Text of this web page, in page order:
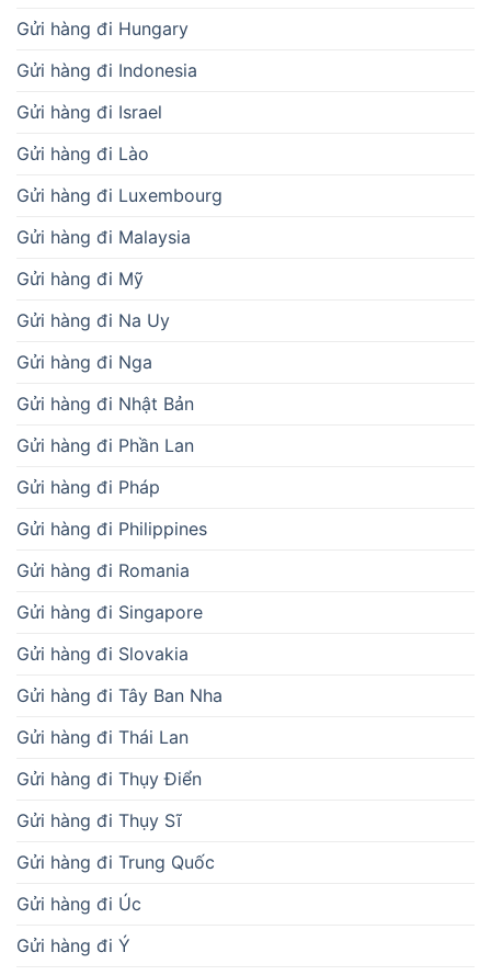
Gửi hàng đi Hungary
Gửi hàng đi Indonesia
Gửi hàng đi Israel
Gửi hàng đi Lào
Gửi hàng đi Luxembourg
Gửi hàng đi Malaysia
Gửi hàng đi Mỹ
Gửi hàng đi Na Uy
Gửi hàng đi Nga
Gửi hàng đi Nhật Bản
Gửi hàng đi Phần Lan
Gửi hàng đi Pháp
Gửi hàng đi Philippines
Gửi hàng đi Romania
Gửi hàng đi Singapore
Gửi hàng đi Slovakia
Gửi hàng đi Tây Ban Nha
Gửi hàng đi Thái Lan
Gửi hàng đi Thụy Điển
Gửi hàng đi Thụy Sĩ
Gửi hàng đi Trung Quốc
Gửi hàng đi Úc
Gửi hàng đi Ý